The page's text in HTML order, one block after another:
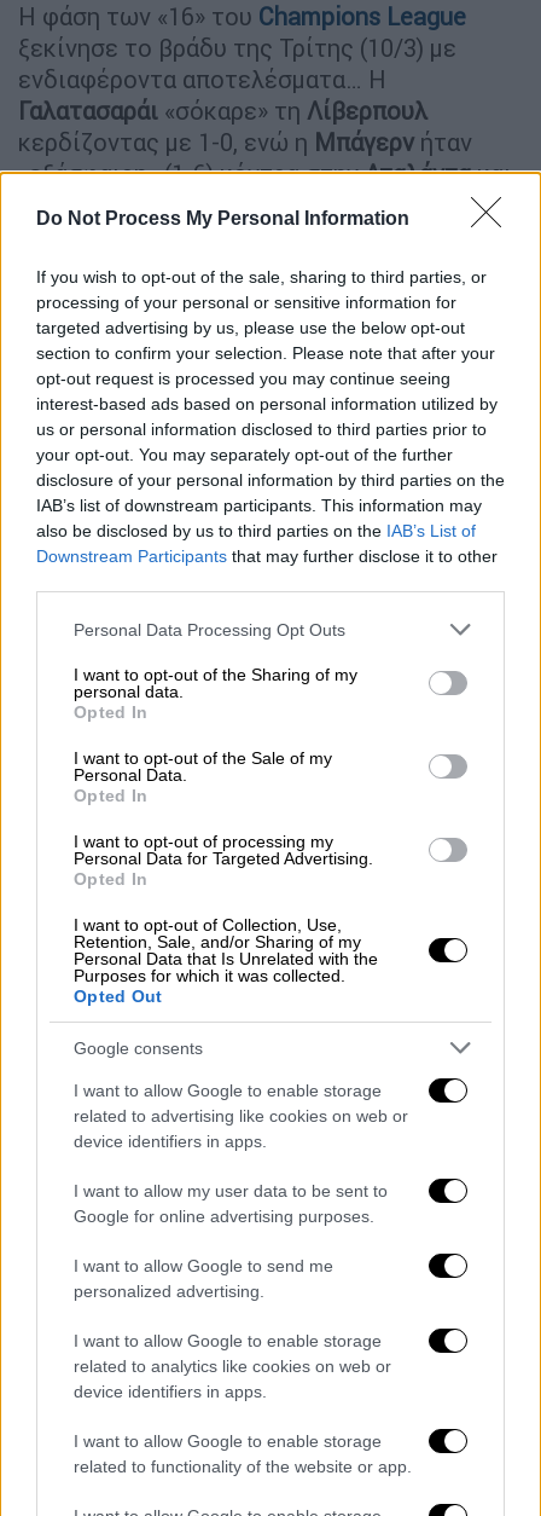
Do Not Process My Personal Information
If you wish to opt-out of the sale, sharing to third parties, or
processing of your personal or sensitive information for
targeted advertising by us, please use the below opt-out
section to confirm your selection. Please note that after your
opt-out request is processed you may continue seeing
interest-based ads based on personal information utilized by
us or personal information disclosed to third parties prior to
your opt-out. You may separately opt-out of the further
disclosure of your personal information by third parties on the
IAB’s list of downstream participants. This information may
also be disclosed by us to third parties on the IAB’s List of
Downstream Participants that may further disclose it to other
Please note that this website/app uses one or more Google
not limited to your visit or usage behaviour. You may click to
grant or deny consent to Google and its third-party tags to
use your data for below specified purposes in below Google
consent section.
Personal Data Processing Opt Outs
I want to opt-out of the Sharing of my
personal data.
Opted In
I want to opt-out of the Sale of my
Personal Data.
Opted In
I want to opt-out of processing my
Personal Data for Targeted Advertising.
Opted In
I want to opt-out of Collection, Use,
Retention, Sale, and/or Sharing of my
Personal Data that Is Unrelated with the
Purposes for which it was collected.
Opted Out
Google consents
I want to allow Google to enable storage
related to advertising like cookies on web or
device identifiers in apps.
I want to allow my user data to be sent to
Google for online advertising purposes.
I want to allow Google to send me
personalized advertising.
I want to allow Google to enable storage
related to analytics like cookies on web or
device identifiers in apps.
I want to allow Google to enable storage
related to functionality of the website or app.
Η φάση των «16» του Champions League
ξεκίνησε το βράδυ της Τρίτης (10/3) με
ενδιαφέροντα αποτελέσματα… Η
Γαλατασαράι «σόκαρε» τη Λίβερπουλ
κερδίζοντας με 1-0, ενώ η Μπάγερν ήταν
«εξάσφαιρη» (1-6) κόντρα στηνΑταλάντακαι
Ατλέτικο
διέλυσε την Τότεναμ (5-2). Την
Μπαρτσελόνα
πήρε την ισοπαλία
(1-1) στο φινάλε χάρη στην εύστοχη
εκτέλεση πέναλτι τουΓιαμάλ .
Απόψε το «μενού» έχει τέσσερις ακόμα
σπουδαίες αναμετρήσεις για την φάση των
«16». Στις 19:45 ηΜπάγερ Λεβερκούζεν
φιλοξενεί την πρωτοπόρο της Premier
League, Άρσεναλ. Στις 22:00 η «μάχη»
φουντώνει αφού ηΠαρίυποδέχεται την
Τσέλσικαι ηΡεάλτηνΜάντσεστερΣίτι στη
Μαδρίτη! Επίσης η Σπόρτινγκ αντιμετωπίζει
την ίδια ώραΜπόντο ΓκλιμτστηνΝορβηγία
ΔΙΑΒΑΣΤΕ ΕΠΙΣΗΣ
Αθλητισμός
Champions League: Η Γαλατασαράι
νίκησε ξανά τη Λίβερπουλ στην
πρόκρισης
Αθλητισμός|11.03.2026 00:00
Champions League: Εξάσφαιρη
Μπάγερν, πεντάρα της Ατλέτικο,
ανοιχτοί λογαριασμοί για Νιούκαστλ -
Μπαρτσελόνα
Champions League και οι τηλεοπτικές
μεταδόσεις:
Μπάγερ Λεβερκούζεν – Άρσεναλ 19:45,
Παρί Σεν Ζερμέν – Τσέλσι 22:00,
Cosmote Sport 3
Ρεάλ Μαδρίτης – Μάντσεστερ Σίτι
22:00,Cosmote Sport 2
Μπόντο Γκλιμτ – Σπόρτινγκ 22:00